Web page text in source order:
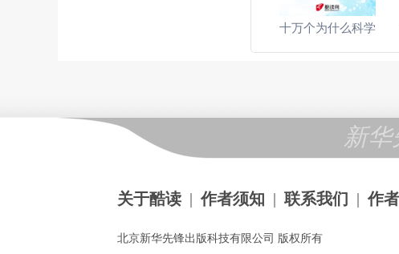
十万个为什么科学
新华
关于酷读 | 作者须知 | 联系我们 | 作
北京新华先锋出版科技有限公司 版权所有